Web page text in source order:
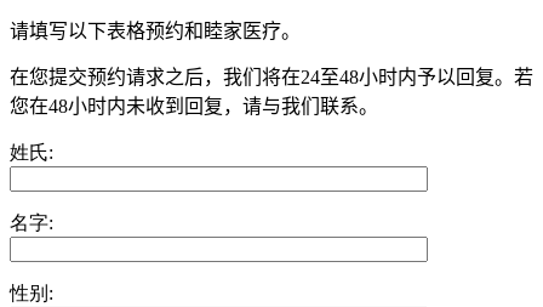
请填写以下表格预约和睦家医疗。
在您提交预约请求之后，我们将在24至48小时内予以回复。若
您在48小时内未收到回复，请与我们联系。
姓氏:
名字:
性别: